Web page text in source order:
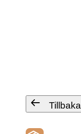
Tillbaka